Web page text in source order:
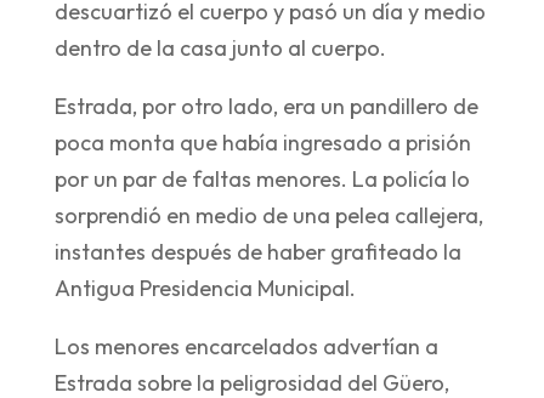
descuartizó el cuerpo y pasó un día y medio
dentro de la casa junto al cuerpo.
Estrada, por otro lado, era un pandillero de
poca monta que había ingresado a prisión
por un par de faltas menores. La policía lo
sorprendió en medio de una pelea callejera,
instantes después de haber grafiteado la
Antigua Presidencia Municipal.
Los menores encarcelados advertían a
Estrada sobre la peligrosidad del Güero,